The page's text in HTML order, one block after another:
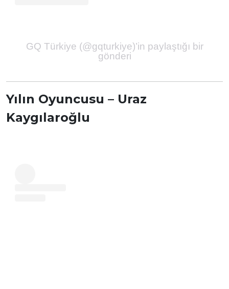
GQ Türkiye (@gqturkiye)’in paylaştığı bir
gönderi
Yılın Oyuncusu – Uraz
Kaygılaroğlu